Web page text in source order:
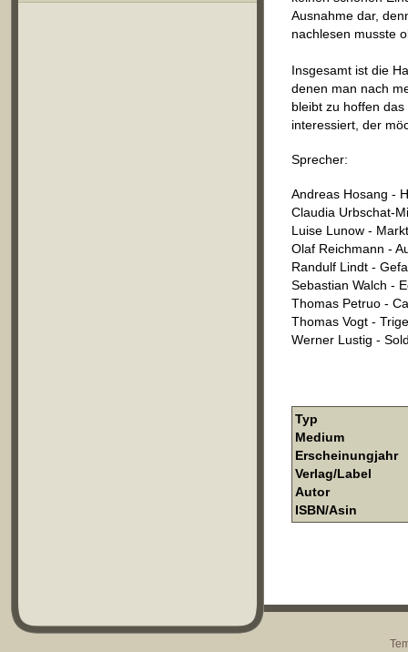
Ausnahme dar,
nachlesen musste
Insgesamt ist die
denen man nach
bleibt zu hoffen
interessiert, der
Sprecher:
Andreas Hosang -
Claudia Urbschat-
Luise Lunow -
Olaf Reichmann -
Randulf Lindt -
Sebastian Walch -
Thomas Petruo -
Thomas Vogt -
Werner Lustig -
Typ
Medium
Erscheinungjahr
Verlag/Label
Autor
ISBN/Asin